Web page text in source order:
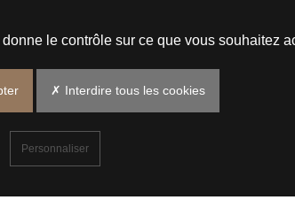
le contrôle sur ce que vous souhaitez
✗ Interdire tous les cookies
Personnaliser